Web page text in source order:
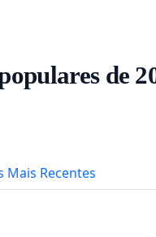
de
Mais Recentes